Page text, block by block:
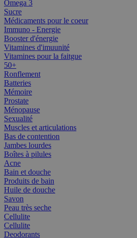
Omega 3
Sucre
Médicaments pour le coeur
Immuno - Energie
Booster d'énergie
Vitamines d'imuunité
Vitamines pour la faitgue
50+
Ronflement
Batteries
Mémoire
Prostate
Ménopause
Sexualité
Muscles et articulations
Bas de contention
Jambes lourdes
Boîtes à pilules
Acne
Bain et douche
Produits de bain
Huile de douche
Savon
Peau très seche
Cellulite
Cellulite
Deodorants